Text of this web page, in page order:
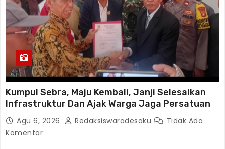
Kumpul Sebra, Maju Kembali, Janji Selesaikan
Infrastruktur Dan Ajak Warga Jaga Persatuan
Agu 6, 2026 Redaksiswaradesaku
Tidak Ada
Komentar